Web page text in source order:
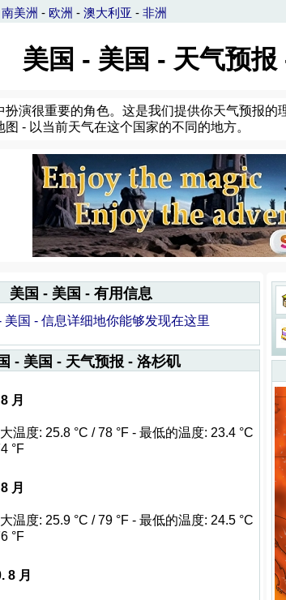
南美洲 - 欧洲 - 澳大利亚 - 非洲
美国 - 美国 - 天气预报
扮演很重要的角色。这是我们提供你天气预报
- 以当前天气在这个国家的不同的地方。
美国 - 美国 - 有用信息
美国 - 信息详细地你能够发现在这里
- 美国 - 天气预报 - 洛杉矶
月
温度: 25.8 °C / 78 °F - 最低的温度: 23.4 °C
°F
月
温度: 25.9 °C / 79 °F - 最低的温度: 24.5 °C
°F
8 月